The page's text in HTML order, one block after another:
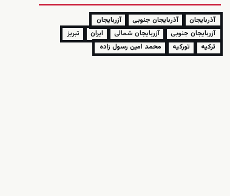
آذربایجان آذربایجان جنوبی
آزربایجان
آزربایجان جنوبی
آزربایجان شمالی ایران
تبریز
ترکیه
تورکیه محمد امین رسول زاده